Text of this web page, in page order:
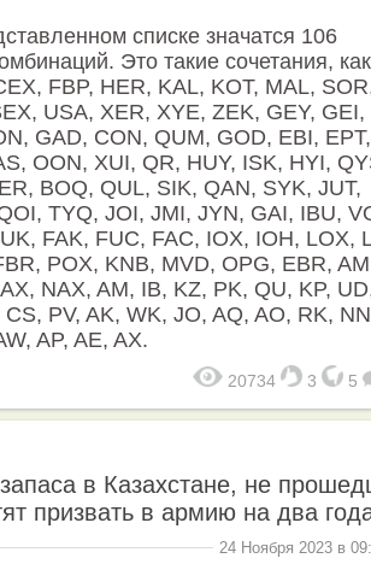
списке значатся 106
Это такие сочетания,
FBP, HER, KAL, KOT, MAL,
USA, XER, XYE, ZEK, GEY, GEI,
GAD, CON, QUM, GOD, EBI,
OON, XUI, QR, HUY, ISK, HYI,
BOQ, QUL, SIK, QAN, SYK, JUT,
TYQ, JOI, JMI, JYN, GAI, IBU,
FAK, FUC, FAC, IOX, IOH, LOX,
POX, KNB, MVD, OPG, EBR,
NAX, AM, IB, KZ, PK, QU, KP,
PV, AK, WK, JO, AQ, AO, RK,
AP, AE, AX.
20734 3 5
в Казахстане, не
призвать в армию на два
24 Ноября 2023 в